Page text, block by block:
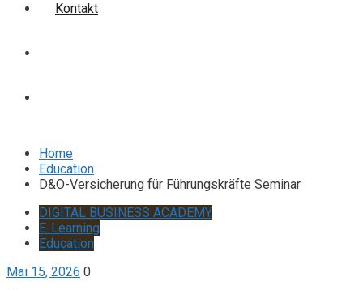
Kontakt
Home
Education
D&O-Versicherung für Führungskräfte Seminar
DIGITAL BUSINESS ACADEMY
E-Learning
Education
Mai 15, 2026 0